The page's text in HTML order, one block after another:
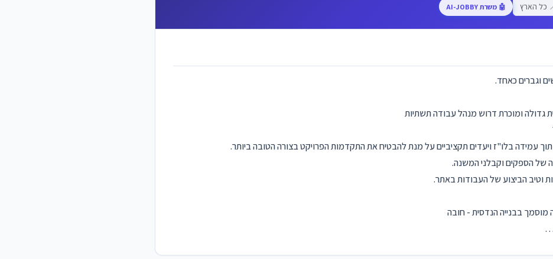
כל הארץ 🤖 משרת AI-JOBBY
וגברים כאחד.
גדולה ומוכרת דרוש מנהל עבודה תשתיות
עמידה בלו"ז ויעדים תקציביים על מנת להבטיח את התקדמות הפרויקט בצורה הטובה ביותר.
של הספקים וקבלני המשנה.
וטיב הביצוע של העבודות באתר.
בבנייה הנדסית - חובה